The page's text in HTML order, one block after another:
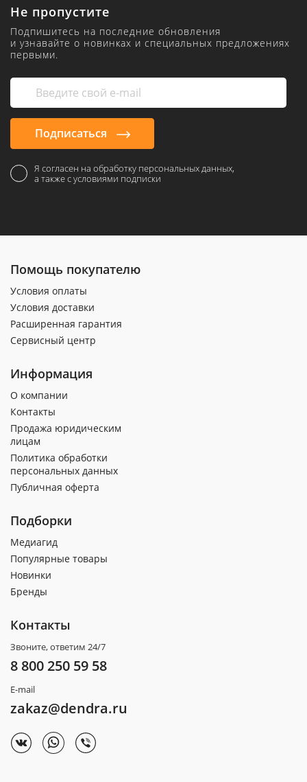
Не пропустите
Подпишитесь на последние обновления
и узнавайте о новинках и специальных предложениях
первыми.
Подписаться
Я согласен на обработку персональных данных,
а также с условиями подписки
Помощь покупателю
Условия оплаты
Условия доставки
Расширенная гарантия
Сервисный центр
Информация
О компании
Контакты
Продажа юридическим
лицам
Политика обработки
персональных данных
Публичная оферта
Подборки
Медиагид
Популярные товары
Новинки
Бренды
Контакты
Звоните, ответим 24/7
8 800 250 59 58
E-mail
zakaz@dendra.ru